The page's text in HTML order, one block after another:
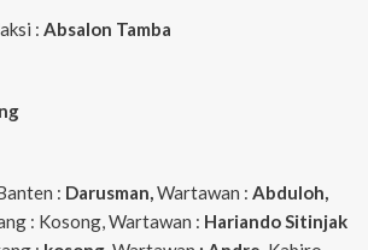
: Absalon Tamba
: Darusman, Wartawan : Abduloh,
: Kosong, Wartawan : Hariando Sitinjak